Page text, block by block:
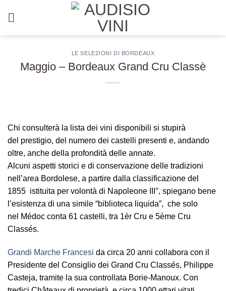
LE SELEZIONI DI BORDEAUX
Maggio – Bordeaux Grand Cru Classè
Chi consulterà la lista dei vini disponibili si stupirà
del prestigio, del numero dei castelli presenti e, andando
oltre, anche della profondità delle annate.
Alcuni aspetti storici e di conservazione delle tradizioni
nell’area Bordolese, a partire dalla classificazione del
1855 istituita per volontà di Napoleone III°, spiegano bene
l’esistenza di una simile “biblioteca liquida”, che solo
nel Médoc conta 61 castelli, tra 1èr Cru e 5ème Cru
Classés.
Grandi Marche Francesi da circa 20 anni collabora con il
Presidente del Consiglio dei Grand Cru Classés, Philippe
Casteja, tramite la sua controllata Borie-Manoux. Con